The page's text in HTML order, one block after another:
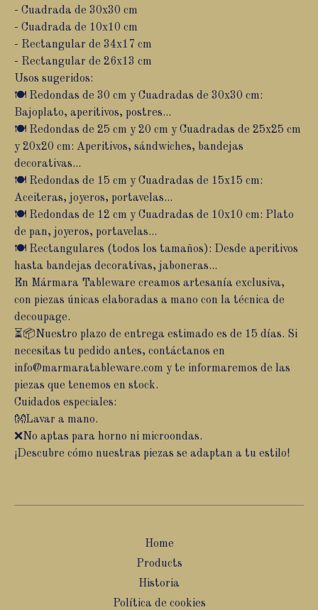
- Cuadrada de 30x30 cm
- Cuadrada de 10x10 cm
- Rectangular de 34x17 cm
- Rectangular de 26x13 cm
Usos sugeridos:
🍽️ Redondas de 30 cm y Cuadradas de 30x30 cm:
Bajoplato, aperitivos, postres...
🍽️ Redondas de 25 cm y 20 cm y Cuadradas de 25x25 cm
y 20x20 cm: Aperitivos, sándwiches, bandejas
decorativas...
🍽️ Redondas de 15 cm y Cuadradas de 15x15 cm:
Aceiteras, joyeros, portavelas...
🍽️ Redondas de 12 cm y Cuadradas de 10x10 cm: Plato
de pan, joyeros, portavelas...
🍽️ Rectangulares (todos los tamaños): Desde aperitivos
hasta bandejas decorativas, jaboneras...
En Mármara Tableware creamos artesanía exclusiva,
con piezas únicas elaboradas a mano con la técnica de
decoupage.
⏳📦Nuestro plazo de entrega estimado es de 15 días. Si
necesitas tu pedido antes, contáctanos en
info@marmaratableware.com y te informaremos de las
piezas que tenemos en stock.
Cuidados especiales:
👐Lavar a mano.
❌No aptas para horno ni microondas.
¡Descubre cómo nuestras piezas se adaptan a tu estilo!
Home
Products
Historia
Política de cookies